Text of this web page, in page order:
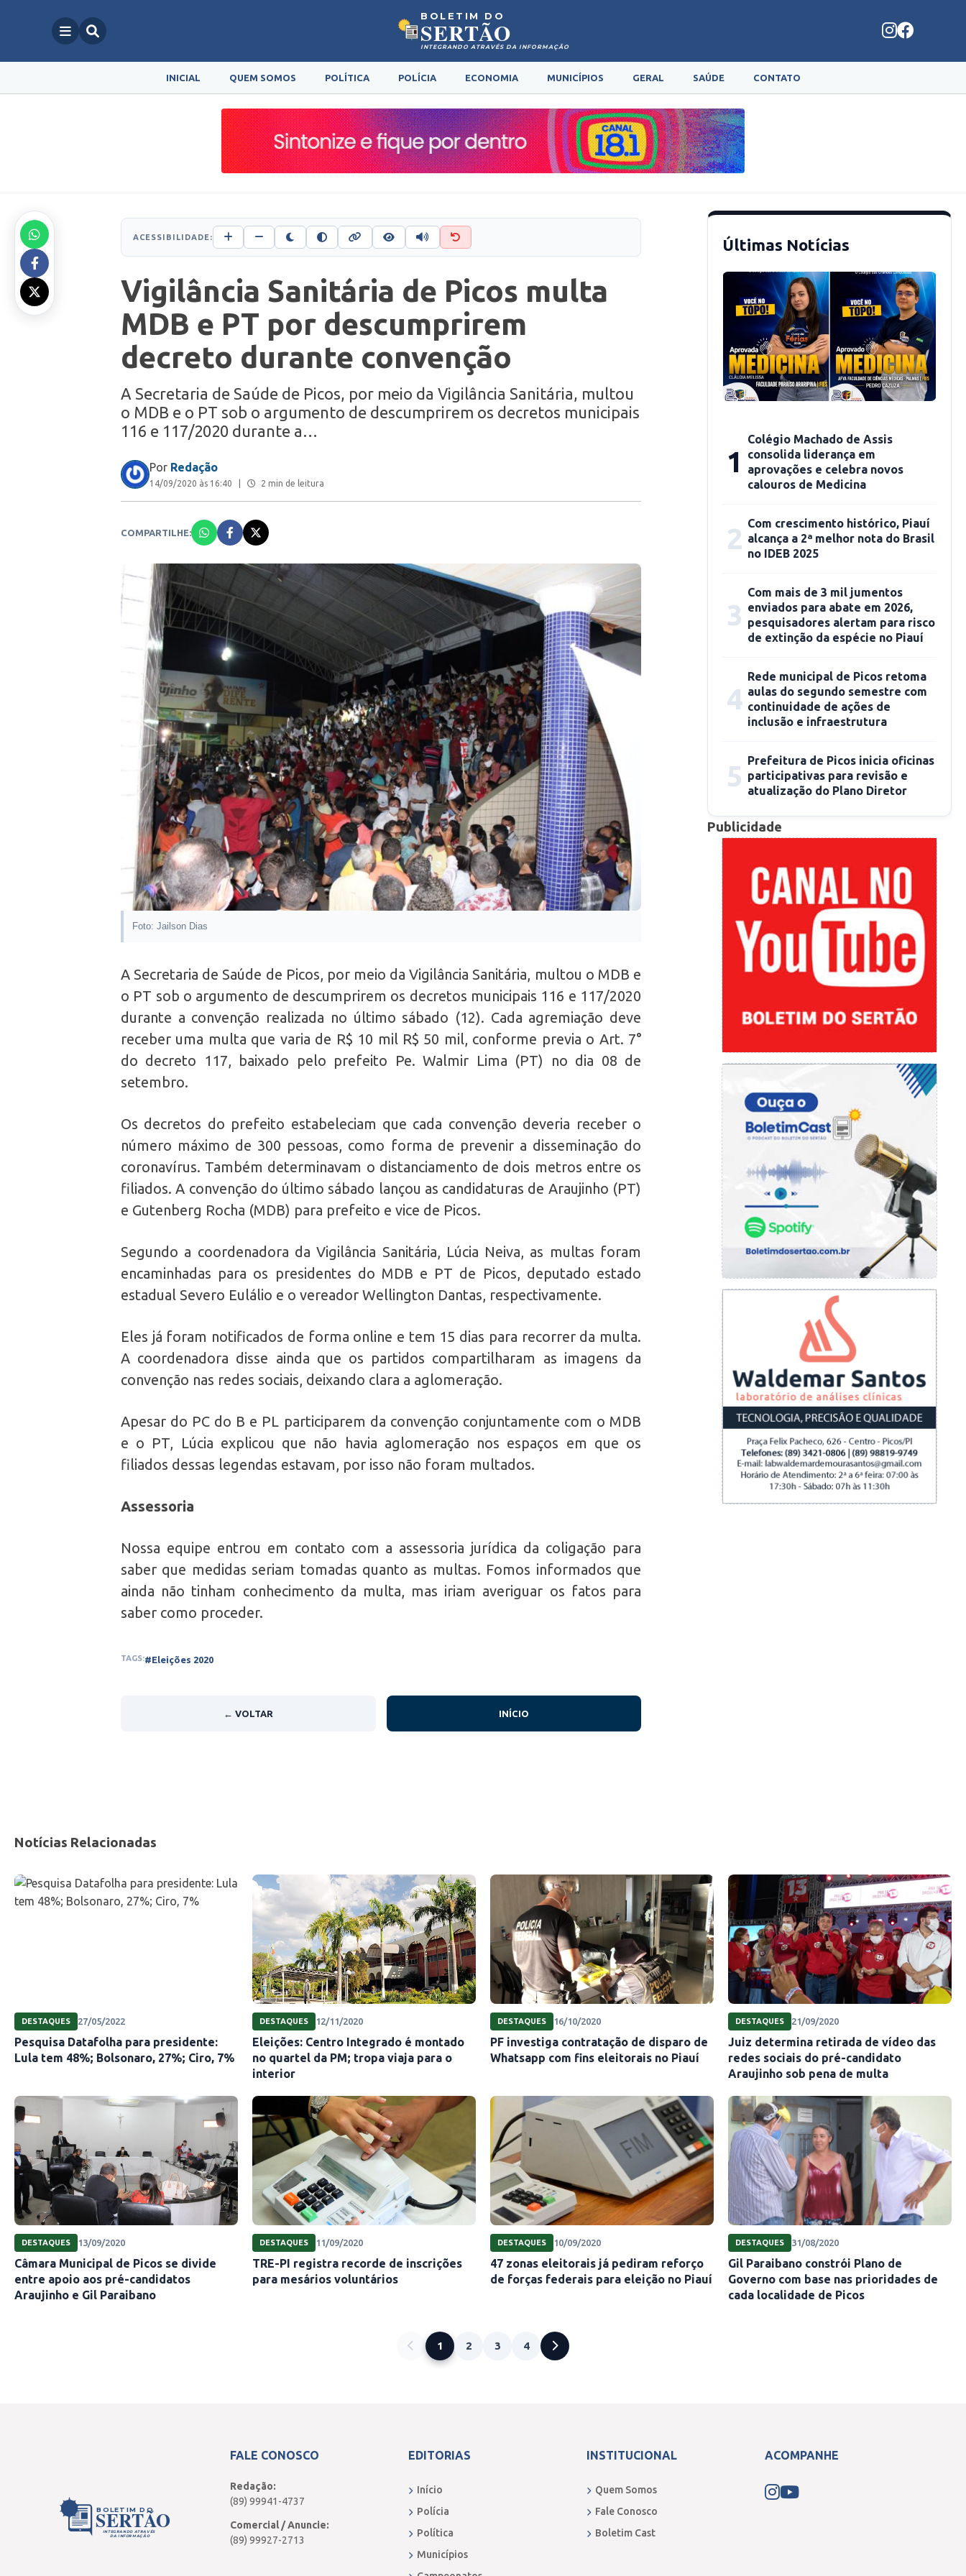
BOLETIM DO
SERTÃO
INTEGRANDO ATRAVÉS DA INFORMAÇÃO
INICIAL QUEM SOMOS POLÍTICA POLÍCIA ECONOMIA MUNICÍPIOS GERAL SAÚDE CONTATO
ACESSIBILIDADE:
Vigilância Sanitária de Picos multa
MDB e PT por descumprirem
decreto durante convenção
A Secretaria de Saúde de Picos, por meio da Vigilância Sanitária, multou
o MDB e o PT sob o argumento de descumprirem os decretos municipais
116 e 117/2020 durante a…
Por Redação
14/09/2020 às 16:40 2 min de leitura
COMPARTILHE:
Foto: Jailson Dias
A Secretaria de Saúde de Picos, por meio da Vigilância Sanitária, multou o MDB e
o PT sob o argumento de descumprirem os decretos municipais 116 e 117/2020
durante a convenção realizada no último sábado (12). Cada agremiação deve
receber uma multa que varia de R$ 10 mil R$ 50 mil, conforme previa o Art. 7°
do decreto 117, baixado pelo prefeito Pe. Walmir Lima (PT) no dia 08 de
setembro.
Os decretos do prefeito estabeleciam que cada convenção deveria receber o
número máximo de 300 pessoas, como forma de prevenir a disseminação do
coronavírus. Também determinavam o distanciamento de dois metros entre os
filiados. A convenção do último sábado lançou as candidaturas de Araujinho (PT)
e Gutenberg Rocha (MDB) para prefeito e vice de Picos.
Segundo a coordenadora da Vigilância Sanitária, Lúcia Neiva, as multas foram
encaminhadas para os presidentes do MDB e PT de Picos, deputado estado
estadual Severo Eulálio e o vereador Wellington Dantas, respectivamente.
Eles já foram notificados de forma online e tem 15 dias para recorrer da multa.
A coordenadora disse ainda que os partidos compartilharam as imagens da
convenção nas redes sociais, deixando clara a aglomeração.
Apesar do PC do B e PL participarem da convenção conjuntamente com o MDB
e o PT, Lúcia explicou que não havia aglomeração nos espaços em que os
filiados dessas legendas estavam, por isso não foram multados.
Assessoria
Nossa equipe entrou em contato com a assessoria jurídica da coligação para
saber que medidas seriam tomadas quanto as multas. Fomos informados que
ainda não tinham conhecimento da multa, mas iriam averiguar os fatos para
saber como proceder.
TAGS:#Eleições 2020
← VOLTAR INÍCIO
Últimas Notícias
1
Colégio Machado de Assis
consolida liderança em
aprovações e celebra novos
calouros de Medicina
2 Com crescimento histórico, Piauí
alcança a 2ª melhor nota do Brasil
no IDEB 2025
3
Com mais de 3 mil jumentos
enviados para abate em 2026,
pesquisadores alertam para risco
de extinção da espécie no Piauí
4
Rede municipal de Picos retoma
aulas do segundo semestre com
continuidade de ações de
inclusão e infraestrutura
5 Prefeitura de Picos inicia oficinas
participativas para revisão e
atualização do Plano Diretor
Publicidade
Notícias Relacionadas
DESTAQUES 27/05/2022
Pesquisa Datafolha para presidente:
Lula tem 48%; Bolsonaro, 27%; Ciro, 7%
DESTAQUES 12/11/2020
Eleições: Centro Integrado é montado
no quartel da PM; tropa viaja para o
interior
DESTAQUES 16/10/2020
PF investiga contratação de disparo de
Whatsapp com fins eleitorais no Piauí
DESTAQUES 21/09/2020
Juiz determina retirada de vídeo das
redes sociais do pré-candidato
Araujinho sob pena de multa
DESTAQUES 13/09/2020
Câmara Municipal de Picos se divide
entre apoio aos pré-candidatos
Araujinho e Gil Paraibano
DESTAQUES 11/09/2020
TRE-PI registra recorde de inscrições
para mesários voluntários
DESTAQUES 10/09/2020
47 zonas eleitorais já pediram reforço
de forças federais para eleição no Piauí
DESTAQUES 31/08/2020
Gil Paraibano constrói Plano de
Governo com base nas prioridades de
cada localidade de Picos
1 2 3 4
BOLETIM DO
SERTÃO
INTEGRANDO ATRAVÉS
DA INFORMAÇÃO
FALE CONOSCO
Redação:
(89) 99941-4737
Comercial / Anuncie:
(89) 99927-2713
EDITORIAS
Início
Polícia
Política
Municípios
INSTITUCIONAL
Quem Somos
Fale Conosco
Boletim Cast
ACOMPANHE